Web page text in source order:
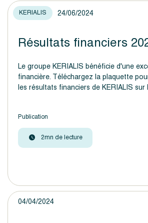
KERIALIS 24/06/2024
Résultats financiers
Le groupe KERIALIS bénéficie d'une
financière. Téléchargez la plaquette
les résultats financiers de KERIALIS sur
Publication
2mn de lecture
04/04/2024